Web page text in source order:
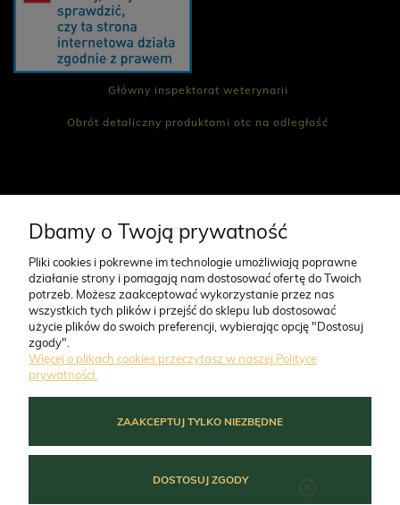
Główny inspektorat weterynarii
Obrót detaliczny produktami otc na odległość
CO NAS WYRÓŻNIA
O FIRMIE
MOJE KONTO
Dbamy o Twoją prywatność
Pliki cookies i pokrewne im technologie umożliwiają poprawne
działanie strony i pomagają nam dostosować ofertę do Twoich
potrzeb. Możesz zaakceptować wykorzystanie przez nas
wszystkich tych plików i przejść do sklepu lub dostosować
użycie plików do swoich preferencji, wybierając opcję "Dostosuj
zgody".
Więcej o plikach cookies przeczytasz w naszej Polityce
prywatności.
ZAAKCEPTUJ TYLKO NIEZBĘDNE
DOSTOSUJ ZGODY